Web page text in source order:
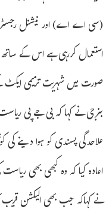
(سی اے اے) اور نیشنل
استعمال کررہی ہے اس کے
صورت میں شہریت ترمیمی
بنرجی نے کہا کہ بی جے پی
علاحدگی پسندی کو ہوا دینے
اعادہ کیا کہ وہ کبھی بھی
نے کہاکہ جب بھی الیکشن